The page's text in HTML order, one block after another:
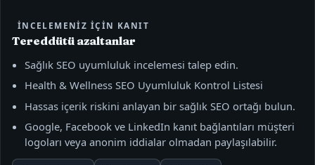
İNCELEMENIZ IÇIN KANIT
Tereddütü azaltanlar
Sağlık SEO uyumluluk incelemesi talep edin.
Health & Wellness SEO Uyumluluk Kontrol Listesi
Hassas içerik riskini anlayan bir sağlık SEO ortağı bulun.
Google, Facebook ve LinkedIn kanıt bağlantıları müşteri
logoları veya anonim iddialar olmadan paylaşılabilir.